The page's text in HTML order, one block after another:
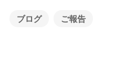
ブログ ご報告